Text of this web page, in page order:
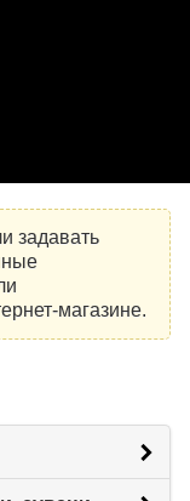
задавать
магазине.